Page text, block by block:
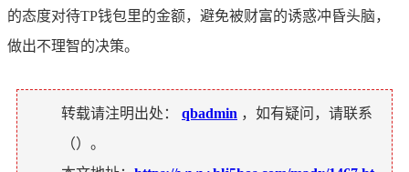
的态度对待TP钱包里的金额，避免被财富的诱惑冲昏头脑，
做出不理智的决策。
转载请注明出处： qbadmin ，如有疑问，请联系
（）。